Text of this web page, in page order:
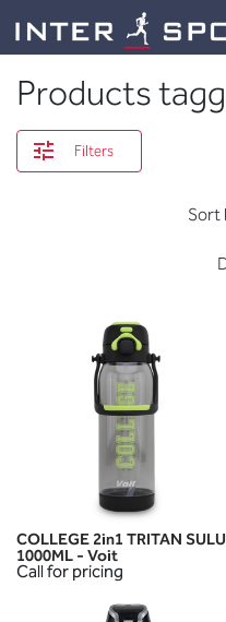
Products
Filters
Sort
COLLEGE 2in1 TRITAN
1000ML - Voit
Call for pricing